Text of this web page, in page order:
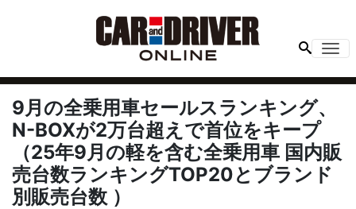
9月の全乗用車セールスランキング、
N-BOXが2万台超えで首位をキープ
（25年9月の軽を含む全乗用車 国内販
売台数ランキングTOP20とブランド
別販売台数 ）